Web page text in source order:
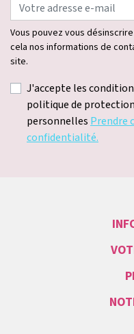
Vous pouvez vous
cela nos informations de
site.
J'accepte les
politique de
personnelles Prendre
confidentialité.